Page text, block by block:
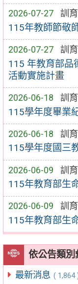
2026-07-27 訓
115年教師節敬
2026-07-27 訓
115 年教育部品
活動實施計畫
2026-06-18 訓
115學年度畢業
2026-06-18 訓
115學年度國三
2026-06-09 訓
115年教育部生
2026-06-09 訓
115年教育部生
依公告類別
最新消息 ( 1,864